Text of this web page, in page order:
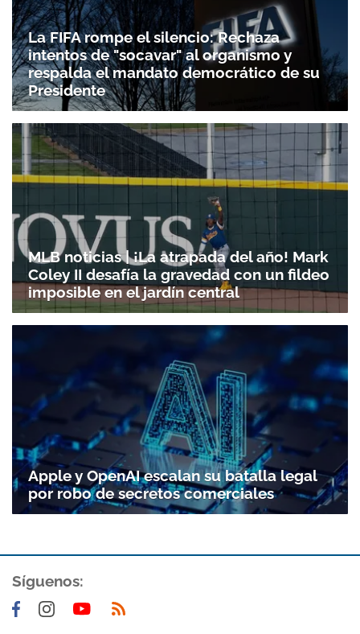
Gracias por suscribirte a nuestro boletín.
La FIFA rompe el silencio: Rechaza
intentos de "socavar" al organismo y
respalda el mandato democrático de su
Presidente
MLB noticias | ¡La atrapada del año! Mark
Coley II desafía la gravedad con un fildeo
imposible en el jardín central
Apple y OpenAI escalan su batalla legal
por robo de secretos comerciales
Síguenos: